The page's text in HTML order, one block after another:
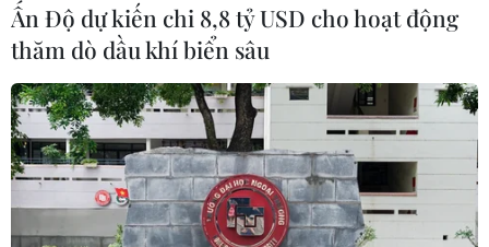
Xem trận Việt Nam-UAE qua 5 màn hình
lớn trên phố đi bộ Nguyễn Huệ
12/11/2019 07:37
Tổng cộng 5 màn hình LED sẽ được lắp đặt trên phố đi
bộ Nguyễn Huệ để phục vụ khán giả theo dõi trực tiếp
trận đấu giữa Việt Nam và UAE thuộc khuôn khổ vòng
loại World Cup 2022 vào ngày 14/11.
Ấn Độ dự kiến chi 8,8 tỷ USD cho hoạt động
thăm dò dầu khí biển sâu